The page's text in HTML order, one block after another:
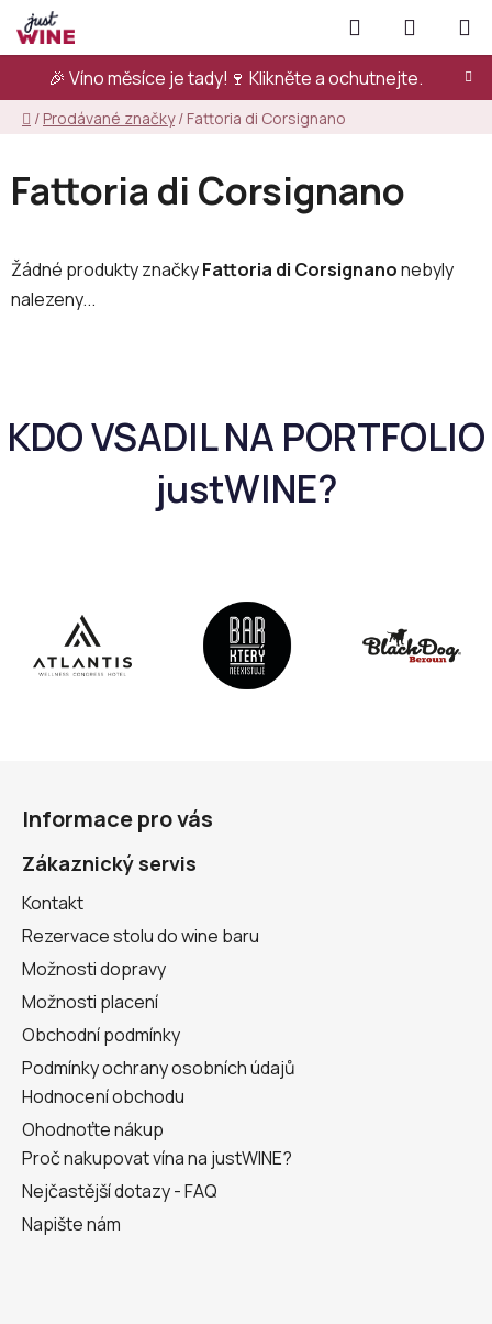
Přejít
na
obsah
🎉 Víno měsíce je tady!🍷 Klikněte a ochutnejte.
Hledat
KOŠÍK
Domů
/ Prodávané značky / Fattoria di Corsignano
Fattoria di Corsignano
Žádné produkty značkyFattoria di Corsignanonebyly
nalezeny...
Informace pro vás
Zákaznický servis
Kontakt
Rezervace stolu do wine baru
Možnosti dopravy
Možnosti placení
Obchodní podmínky
Podmínky ochrany osobních údajů
Hodnocení obchodu
Ohodnoťte nákup
Proč nakupovat vína na justWINE?
Nejčastější dotazy - FAQ
Napište nám